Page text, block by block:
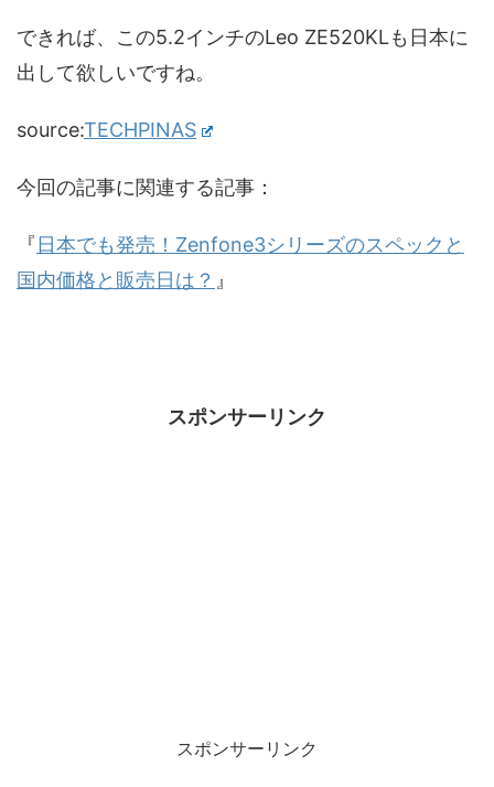
できれば、この5.2インチのLeo ZE520KLも日本に
出して欲しいですね。
source:TECHPINAS
今回の記事に関連する記事：
『 日本でも発売！Zenfone3シリーズのスペックと
国内価格と販売日は？ 』
スポンサーリンク
スポンサーリンク